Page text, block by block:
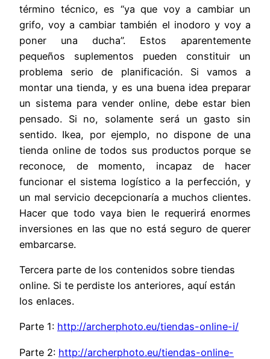
término técnico, es “ya que voy a cambiar un
grifo, voy a cambiar también el inodoro y voy a
poner una ducha”. Estos aparentemente
pequeños suplementos pueden constituir un
problema serio de planificación. Si vamos a
montar una tienda, y es una buena idea preparar
un sistema para vender online, debe estar bien
pensado. Si no, solamente será un gasto sin
sentido. Ikea, por ejemplo, no dispone de una
tienda online de todos sus productos porque se
reconoce, de momento, incapaz de hacer
funcionar el sistema logístico a la perfección, y
un mal servicio decepcionaría a muchos clientes.
Hacer que todo vaya bien le requerirá enormes
inversiones en las que no está seguro de querer
embarcarse.
Tercera parte de los contenidos sobre tiendas
online. Si te perdiste los anteriores, aquí están
los enlaces.
Parte 1: http://archerphoto.eu/tiendas-online-i/
Parte 2: http://archerphoto.eu/tiendas-online-